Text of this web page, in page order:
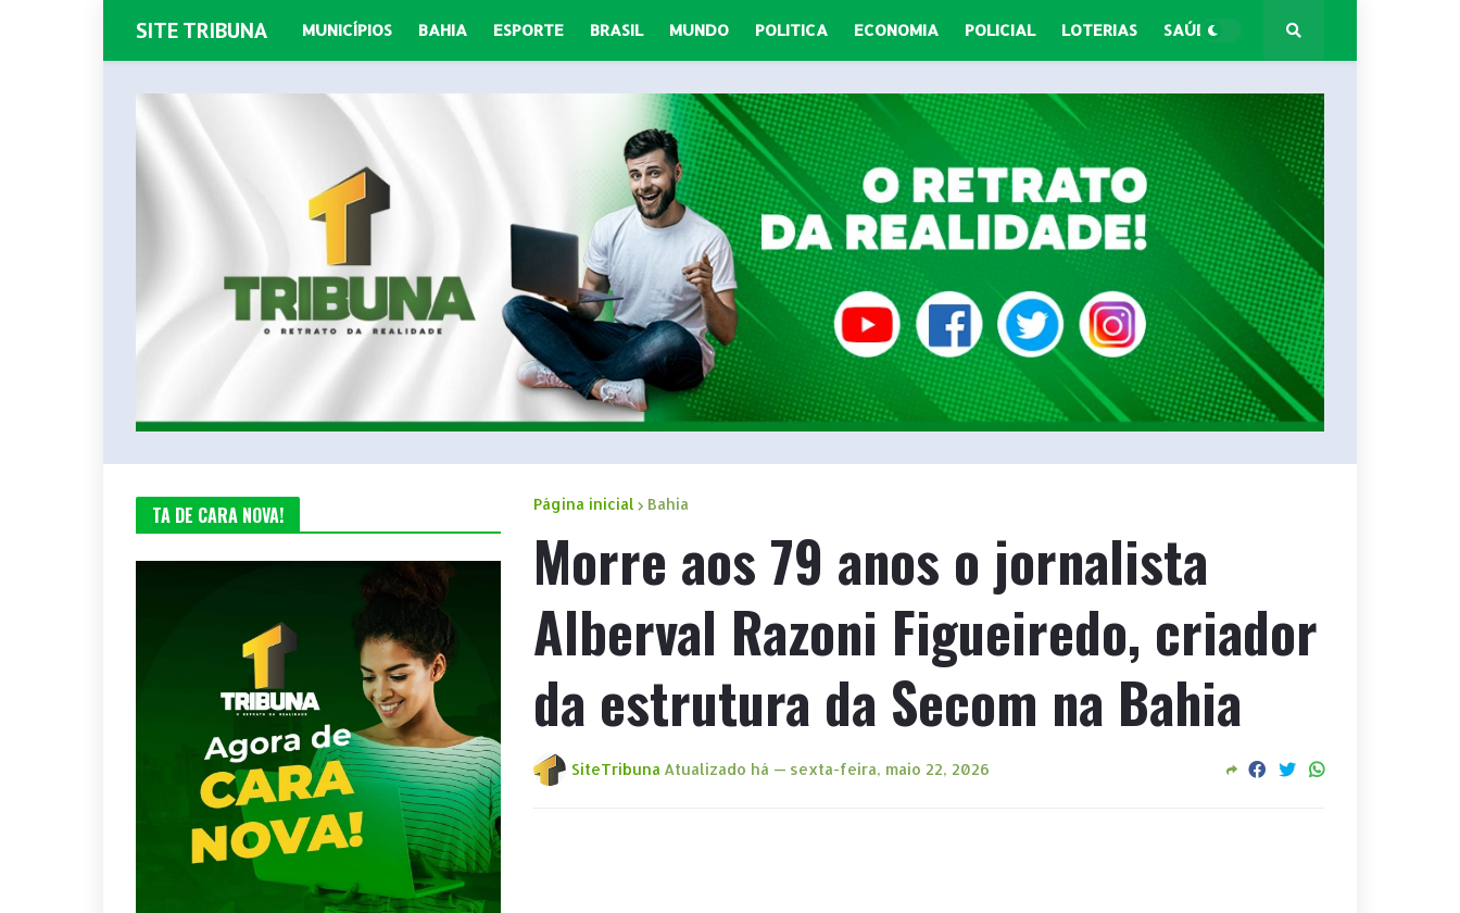
SITE TRIBUNA MUNICÍPIOS BAHIA ESPORTE BRASIL MUNDO POLITICA ECONOMIA POLICIAL LOTERIAS SAÚDE
Página inicial Bahia
Morre aos 79 anos o jornalista
Alberval Razoni Figueiredo, criador
da estrutura da Secom na Bahia
SiteTribuna Atualizado há — sexta-feira, maio 22, 2026
TA DE CARA NOVA!